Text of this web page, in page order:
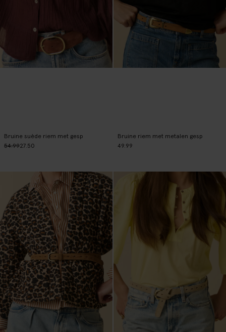
Bruine suède riem met gesp
54.9927.50
Bruine riem met metalen gesp
49.99